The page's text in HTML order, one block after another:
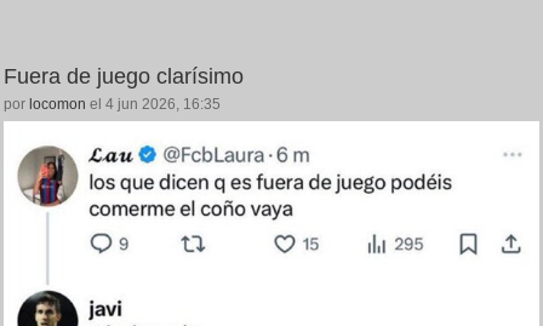
Fuera de juego clarísimo
por locomon el 4 jun 2026, 16:35